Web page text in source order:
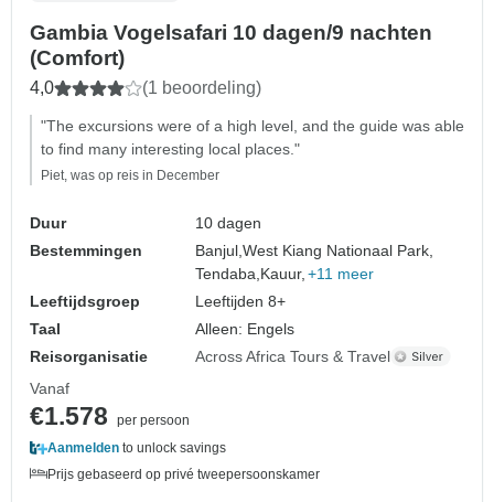
Gambia Vogelsafari 10 dagen/9 nachten
(Comfort)
4,0 (1 beoordeling)
"The excursions were of a high level, and the guide was able
to find many interesting local places."
Piet, was op reis in December
Duur
10 dagen
Bestemmingen
Banjul,West Kiang Nationaal Park,
Tendaba, Kauur, +11 meer
Leeftijdsgroep
Leeftijden 8+
Taal
Alleen: Engels
Reisorganisatie
Across Africa Tours & Travel
Vanaf
€1.578
per persoon
Aanmelden to unlock savings
Prijs gebaseerd op privé tweepersoonskamer